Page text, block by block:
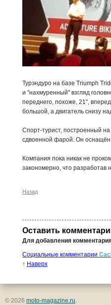
Турэндуро на базе Triumph
и "нахмуренный" взгляд
переднего, похоже, 21",
большой, а двигатель снизу
Спорт-турист, построенный
сдвоенной фарой. Он
Компания пока никак не
закономерно, что
Назад
Оставить
Для добавления
Социальные комментарии
↑ Наверх
© 2026 moto-magazine.ru.